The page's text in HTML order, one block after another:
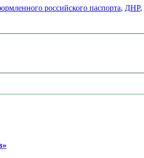
российского паспорта, ДНР,